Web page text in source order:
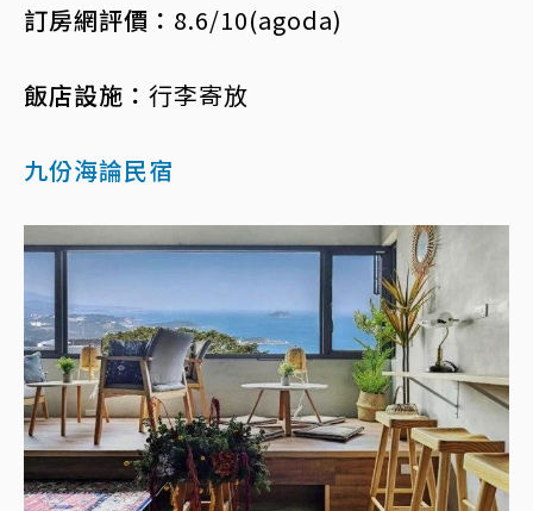
訂房網評價： 8.6/10(agoda)
飯店設施： 行李寄放
九份海論民宿